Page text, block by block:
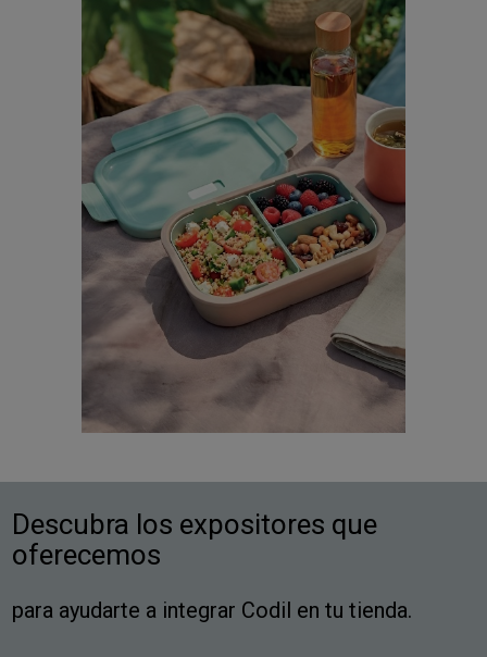
Descubra los expositores que
oferecemos
para ayudarte a integrar Codil en tu tienda.